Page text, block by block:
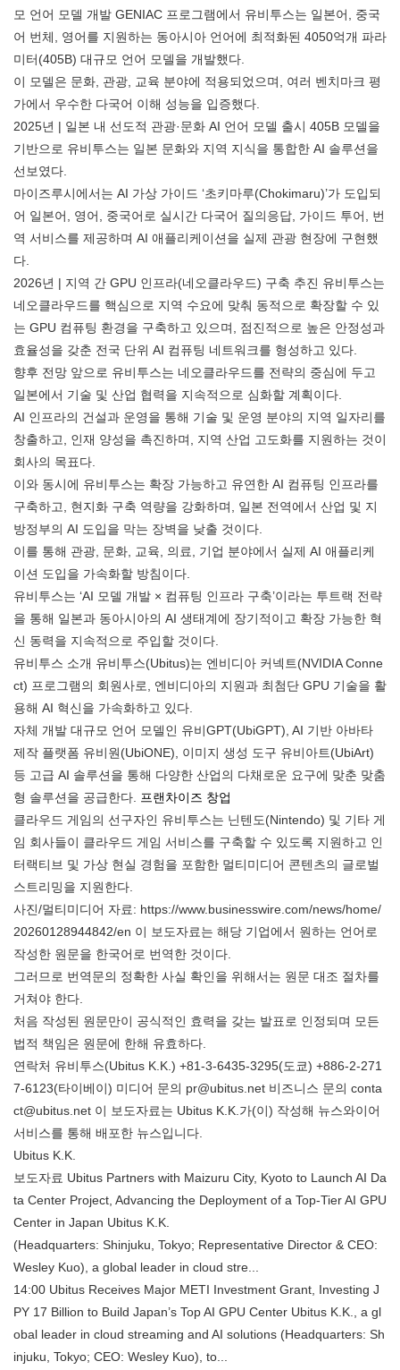
모 언어 모델 개발 GENIAC 프로그램에서 유비투스는 일본어, 중국
어 번체, 영어를 지원하는 동아시아 언어에 최적화된 4050억개 파라
미터(405B) 대규모 언어 모델을 개발했다.
이 모델은 문화, 관광, 교육 분야에 적용되었으며, 여러 벤치마크 평
가에서 우수한 다국어 이해 성능을 입증했다.
2025년 | 일본 내 선도적 관광·문화 AI 언어 모델 출시 405B 모델을
기반으로 유비투스는 일본 문화와 지역 지식을 통합한 AI 솔루션을
선보였다.
마이즈루시에서는 AI 가상 가이드 ‘초키마루(Chokimaru)’가 도입되
어 일본어, 영어, 중국어로 실시간 다국어 질의응답, 가이드 투어, 번
역 서비스를 제공하며 AI 애플리케이션을 실제 관광 현장에 구현했
다.
2026년 | 지역 간 GPU 인프라(네오클라우드) 구축 추진 유비투스는
네오클라우드를 핵심으로 지역 수요에 맞춰 동적으로 확장할 수 있
는 GPU 컴퓨팅 환경을 구축하고 있으며, 점진적으로 높은 안정성과
효율성을 갖춘 전국 단위 AI 컴퓨팅 네트워크를 형성하고 있다.
향후 전망 앞으로 유비투스는 네오클라우드를 전략의 중심에 두고
일본에서 기술 및 산업 협력을 지속적으로 심화할 계획이다.
AI 인프라의 건설과 운영을 통해 기술 및 운영 분야의 지역 일자리를
창출하고, 인재 양성을 촉진하며, 지역 산업 고도화를 지원하는 것이
회사의 목표다.
이와 동시에 유비투스는 확장 가능하고 유연한 AI 컴퓨팅 인프라를
구축하고, 현지화 구축 역량을 강화하며, 일본 전역에서 산업 및 지
방정부의 AI 도입을 막는 장벽을 낮출 것이다.
이를 통해 관광, 문화, 교육, 의료, 기업 분야에서 실제 AI 애플리케
이션 도입을 가속화할 방침이다.
유비투스는 ‘AI 모델 개발 × 컴퓨팅 인프라 구축’이라는 투트랙 전략
을 통해 일본과 동아시아의 AI 생태계에 장기적이고 확장 가능한 혁
신 동력을 지속적으로 주입할 것이다.
유비투스 소개 유비투스(Ubitus)는 엔비디아 커넥트(NVIDIA Conne
ct) 프로그램의 회원사로, 엔비디아의 지원과 최첨단 GPU 기술을 활
용해 AI 혁신을 가속화하고 있다.
자체 개발 대규모 언어 모델인 유비GPT(UbiGPT), AI 기반 아바타
제작 플랫폼 유비원(UbiONE), 이미지 생성 도구 유비아트(UbiArt)
등 고급 AI 솔루션을 통해 다양한 산업의 다채로운 요구에 맞춘 맞춤
형 솔루션을 공급한다.
프랜차이즈 창업
클라우드 게임의 선구자인 유비투스는 닌텐도(Nintendo) 및 기타 게
임 회사들이 클라우드 게임 서비스를 구축할 수 있도록 지원하고 인
터랙티브 및 가상 현실 경험을 포함한 멀티미디어 콘텐츠의 글로벌
스트리밍을 지원한다.
사진/멀티미디어 자료: https://www.businesswire.com/news/home/
20260128944842/en 이 보도자료는 해당 기업에서 원하는 언어로
작성한 원문을 한국어로 번역한 것이다.
그러므로 번역문의 정확한 사실 확인을 위해서는 원문 대조 절차를
거쳐야 한다.
처음 작성된 원문만이 공식적인 효력을 갖는 발표로 인정되며 모든
법적 책임은 원문에 한해 유효하다.
연락처 유비투스(Ubitus K.K.) +81-3-6435-3295(도쿄) +886-2-271
7-6123(타이베이) 미디어 문의 pr@ubitus.net 비즈니스 문의 conta
ct@ubitus.net 이 보도자료는 Ubitus K.K.가(이) 작성해 뉴스와이어
서비스를 통해 배포한 뉴스입니다.
Ubitus K.K.
보도자료 Ubitus Partners with Maizuru City, Kyoto to Launch AI Da
ta Center Project, Advancing the Deployment of a Top-Tier AI GPU
Center in Japan Ubitus K.K.
(Headquarters: Shinjuku, Tokyo; Representative Director & CEO:
Wesley Kuo), a global leader in cloud stre...
14:00 Ubitus Receives Major METI Investment Grant, Investing J
PY 17 Billion to Build Japan’s Top AI GPU Center Ubitus K.K., a gl
obal leader in cloud streaming and AI solutions (Headquarters: Sh
injuku, Tokyo; CEO: Wesley Kuo), to...